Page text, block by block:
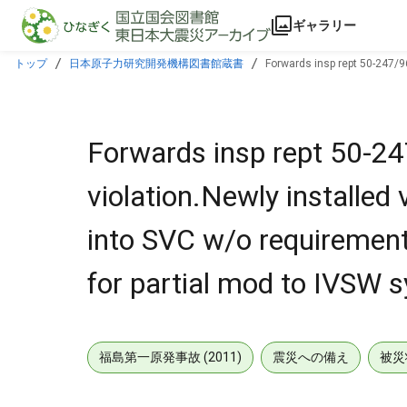
本文に飛ぶ
ギャラリー
トップ 日本原子力研究開発機構図書館蔵書
Forwards insp rept 50-247/
Forwards insp rept 50-
violation.Newly installed
into SVC w/o
for partial mod to IVSW
福島第一原発事故 (2011) 震災への備え 被災